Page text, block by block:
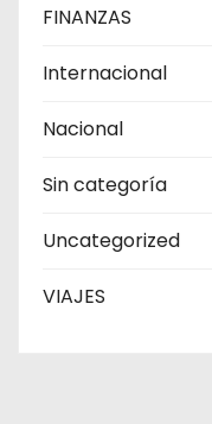
FINANZAS
Internacional
Nacional
Sin categoría
Uncategorized
VIAJES